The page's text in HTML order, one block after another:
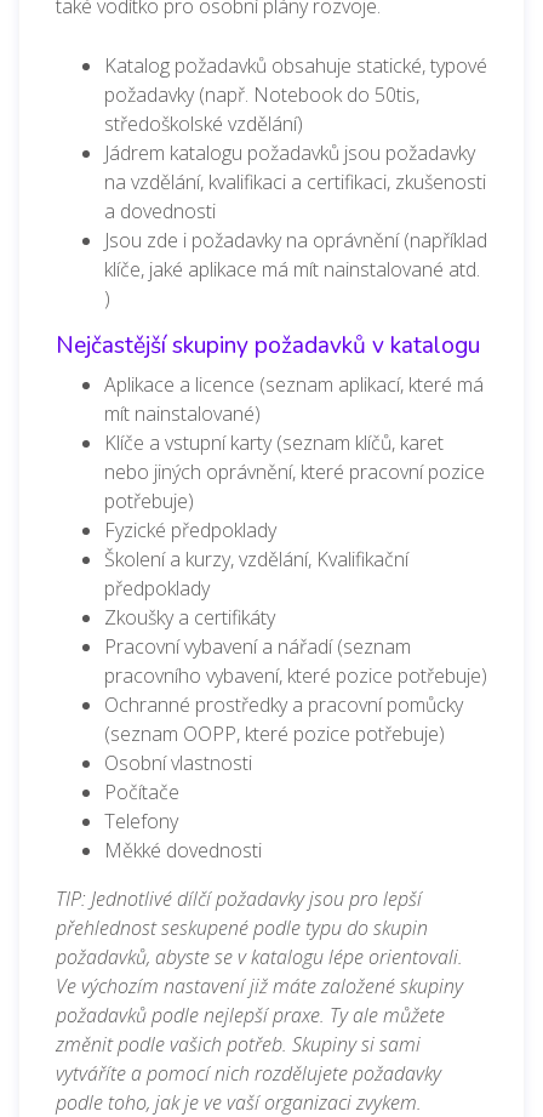
také vodítko pro osobní plány rozvoje.
Katalog požadavků obsahuje statické, typové
požadavky (např. Notebook do 50tis,
středoškolské vzdělání)
Jádrem katalogu požadavků jsou požadavky
na vzdělání, kvalifikaci a certifikaci, zkušenosti
a dovednosti
Jsou zde i požadavky na oprávnění (například
klíče, jaké aplikace má mít nainstalované atd.
)
Nejčastější skupiny požadavků v katalogu
Aplikace a licence (seznam aplikací, které má
mít nainstalované)
Klíče a vstupní karty (seznam klíčů, karet
nebo jiných oprávnění, které pracovní pozice
potřebuje)
Fyzické předpoklady
Školení a kurzy, vzdělání, Kvalifikační
předpoklady
Zkoušky a certifikáty
Pracovní vybavení a nářadí (seznam
pracovního vybavení, které pozice potřebuje)
Ochranné prostředky a pracovní pomůcky
(seznam OOPP, které pozice potřebuje)
Osobní vlastnosti
Počítače
Telefony
Měkké dovednosti
TIP: Jednotlivé dílčí požadavky jsou pro lepší
přehlednost seskupené podle typu do skupin
požadavků, abyste se v katalogu lépe orientovali.
Ve výchozím nastavení již máte založené skupiny
požadavků podle nejlepší praxe. Ty ale můžete
změnit podle vašich potřeb. Skupiny si sami
vytváříte a pomocí nich rozdělujete požadavky
podle toho, jak je ve vaší organizaci zvykem.